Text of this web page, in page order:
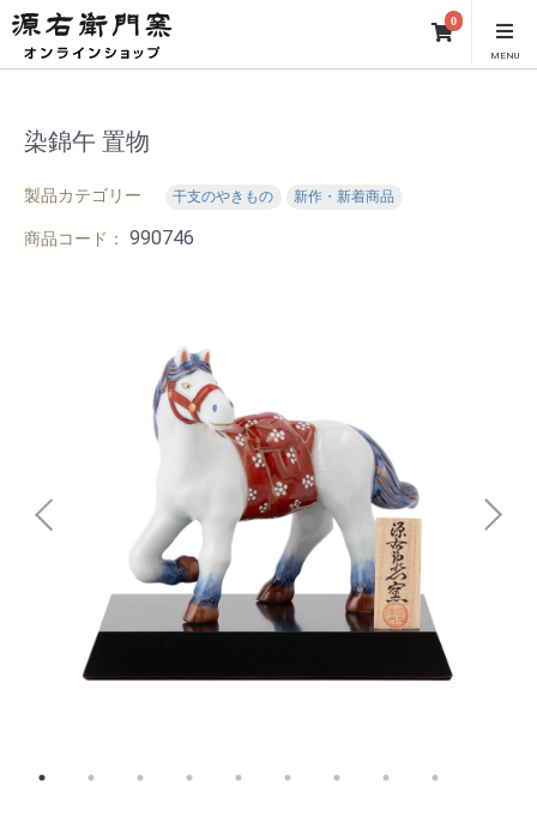
0
MENU
染錦午 置物
製品カテゴリー 干支のやきもの 新作・新着商品
商品コード： 990746